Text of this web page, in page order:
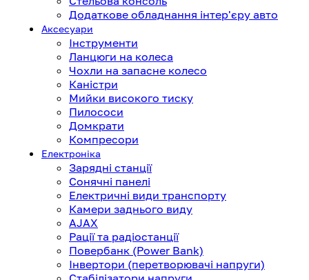
Додаткове обладнання інтер'єру авто
Аксесуари
Інструменти
Ланцюги на колеса
Чохли на запасне колесо
Каністри
Мийки високого тиску
Пилососи
Домкрати
Компресори
Електроніка
Зарядні станції
Сонячні панелі
Електричні види транспорту
Камери заднього виду
AJAX
Рації та радіостанції
Повербанк (Power Bank)
Інвертори (перетворювачі напруги)